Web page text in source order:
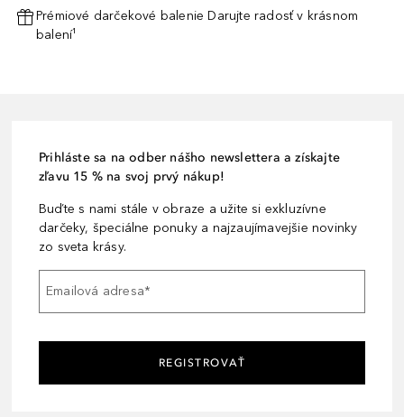
Prémiové darčekové balenie Darujte radosť v krásnom
balení¹
Prihláste sa na odber nášho newslettera a získajte
zľavu 15 % na svoj prvý nákup!
Buďte s nami stále v obraze a užite si exkluzívne
darčeky, špeciálne ponuky a najzaujímavejšie novinky
zo sveta krásy.
Emailová adresa*
REGISTROVAŤ